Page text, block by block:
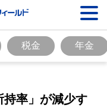
税金 年金
持率」が減少す